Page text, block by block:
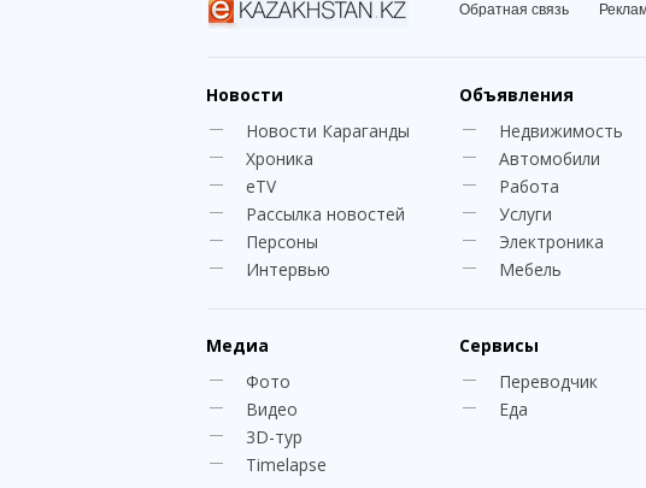
Обратная связь
Новости
Новости Караганды
Хроника
eTV
Рассылка новостей
Персоны
Интервью
Объявления
Недвижимость
Автомобили
Работа
Услуги
Электроника
Мебель
Медиа
Фото
Видео
3D-тур
Timelapse
Сервисы
Переводчик
Еда